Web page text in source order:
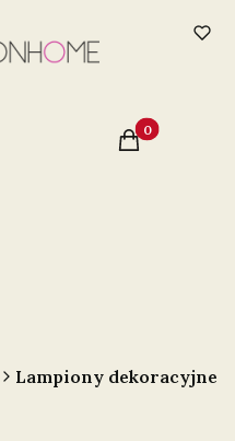
Produkty w
Koszyk
Lampiony dekoracyjne